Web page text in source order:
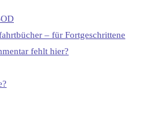
– für Fortgeschrittene
fehlt hier?